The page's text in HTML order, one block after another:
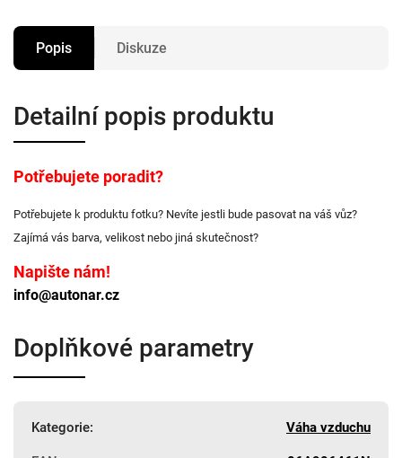
Popis Diskuze
Detailní popis produktu
Potřebujete poradit?
Potřebujete k produktu fotku? Nevíte jestli bude pasovat na váš vůz?
Zajímá vás barva, velikost nebo jiná skutečnost?
Napište nám!
info@autonar.cz
Doplňkové parametry
Kategorie: Váha vzduchu